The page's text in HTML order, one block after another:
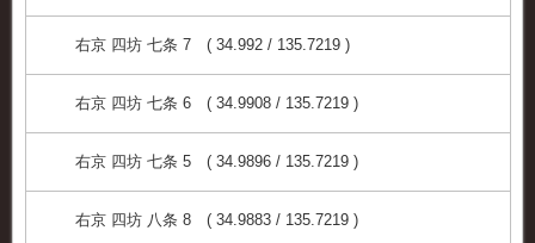
右京 四坊 七条 7 ( 34.992 / 135.7219 )
右京 四坊 七条 6 ( 34.9908 / 135.7219 )
右京 四坊 七条 5 ( 34.9896 / 135.7219 )
右京 四坊 八条 8 ( 34.9883 / 135.7219 )